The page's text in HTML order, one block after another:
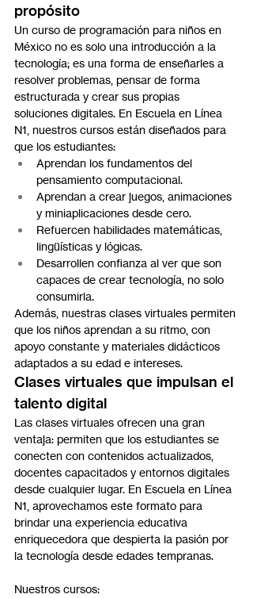
propósito
Un curso de programación para niños en
México no es solo una introducción a la
tecnología; es una forma de enseñarles a
resolver problemas, pensar de forma
estructurada y crear sus propias
soluciones digitales. En Escuela en Línea
N1, nuestros cursos están diseñados para
que los estudiantes:
Aprendan los fundamentos del
pensamiento computacional.
Aprendan a crear juegos, animaciones
y miniaplicaciones desde cero.
Refuercen habilidades matemáticas,
lingüísticas y lógicas.
Desarrollen confianza al ver que son
capaces de crear tecnología, no solo
consumirla.
Además, nuestras clases virtuales permiten
que los niños aprendan a su ritmo, con
apoyo constante y materiales didácticos
adaptados a su edad e intereses.
Clases virtuales que impulsan el
talento digital
Las clases virtuales ofrecen una gran
ventaja: permiten que los estudiantes se
conecten con contenidos actualizados,
docentes capacitados y entornos digitales
desde cualquier lugar. En Escuela en Línea
N1, aprovechamos este formato para
brindar una experiencia educativa
enriquecedora que despierta la pasión por
la tecnología desde edades tempranas.
Nuestros cursos: